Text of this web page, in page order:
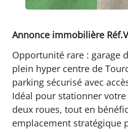
Annonce immobilière
Opportunité rare : garage
plein hyper centre de
parking sécurisé avec
Idéal pour stationner
deux roues, tout en
emplacement stratégique